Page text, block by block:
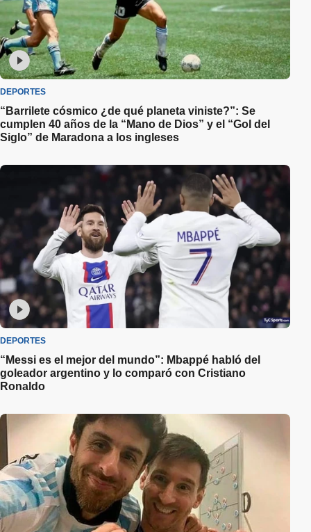
DEPORTES
“Barrilete cósmico ¿de qué planeta viniste?”: Se
cumplen 40 años de la “Mano de Dios” y el “Gol del
Siglo” de Maradona a los ingleses
DEPORTES
“Messi es el mejor del mundo”: Mbappé habló del
goleador argentino y lo comparó con Cristiano
Ronaldo